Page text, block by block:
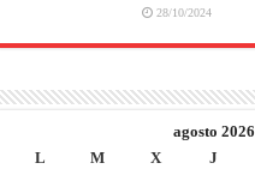
28/10/2024
agosto 2026
L
M X J